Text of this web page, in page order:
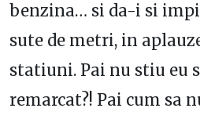
benzina… si da-i si
sute de metri, in
statiuni. Pai nu stiu eu
remarcat?! Pai cum sa